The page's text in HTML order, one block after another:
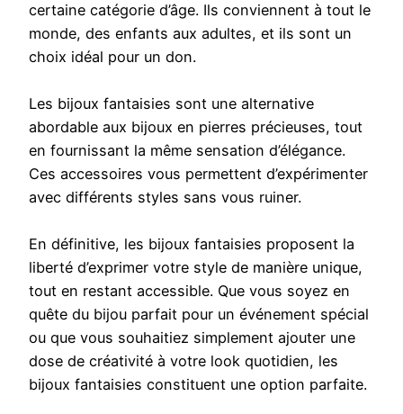
certaine catégorie d’âge. Ils conviennent à tout le
monde, des enfants aux adultes, et ils sont un
choix idéal pour un don.
Les bijoux fantaisies sont une alternative
abordable aux bijoux en pierres précieuses, tout
en fournissant la même sensation d’élégance.
Ces accessoires vous permettent d’expérimenter
avec différents styles sans vous ruiner.
En définitive, les bijoux fantaisies proposent la
liberté d’exprimer votre style de manière unique,
tout en restant accessible. Que vous soyez en
quête du bijou parfait pour un événement spécial
ou que vous souhaitiez simplement ajouter une
dose de créativité à votre look quotidien, les
bijoux fantaisies constituent une option parfaite.